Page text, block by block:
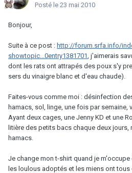
Posté le 23 mai 2010
Bonjour,
Suite à ce post : http://forum.srfa.info/
showtopic...0entry1381701 , j'aimerais
dont les rats ont attrapés des poux s'y
sers du vinaigre blanc et d'eau chaude).
Faites-vous comme moi : désinfection
hamacs, sol, linge, une fois par semaine,
Ayant deux cages, une Jenny KD et une
litière des petits bacs chaque deux
hamacs.
Je change mon t-shirt quand je
les loulous adoptés et les miens ont tous